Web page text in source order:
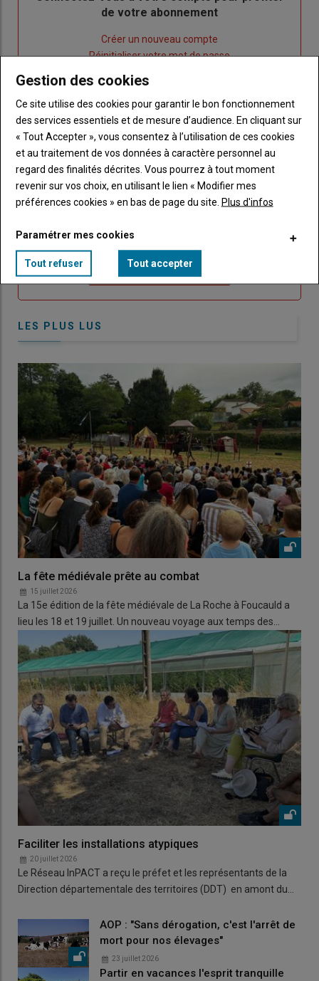
de votre abonnement
"Créer
nouveau
compte"
Créer un nouveau compte
Lien
votre
mot
de
passe"
Réinitialiser votre mot de passe
Lien
"Je
me
connecte"
Sous-
Vous n'êtes pas abonné(e)
TITRE CRÉEZ UN COMPTE
compte pour accéder à tout Caracterres.
Lien Créez un compte
LES PLUS LUS
La fête médiévale prête au combat
15 juillet 2026
La 15e édition de la fête médiévale de La Roche à Foucauld a
lieu les 18 et 19 juillet. Un nouveau voyage aux temps des…
Faciliter les installations atypiques
20 juillet 2026
Le Réseau InPACT a reçu le préfet et les représentants de la
Direction départementale des territoires (DDT) en amont du…
AOP : "Sans dérogation, c'est l'arrêt de
mort pour nos élevages"
23 juillet 2026
Partir en vacances l'esprit tranquille
Gestion des cookies
Ce site utilise des cookies pour garantir le bon fonctionnement
des services essentiels et de mesure d’audience. En cliquant sur
« Tout Accepter », vous consentez à l’utilisation de ces cookies
et au traitement de vos données à caractère personnel au
regard des finalités décrites. Vous pourrez à tout moment
revenir sur vos choix, en utilisant le lien « Modifier mes
préférences cookies » en bas de page du site. Plus d'infos
Paramétrer mes cookies
Tout refuser Tout accepter